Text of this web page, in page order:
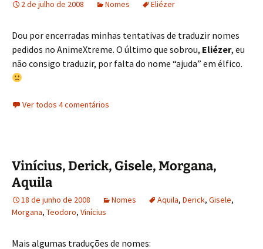
2 de julho de 2008 Nomes Eliézer
Dou por encerradas minhas tentativas de traduzir nomes
pedidos no AnimeXtreme. O último que sobrou, Eliézer, eu
não consigo traduzir, por falta do nome “ajuda” em élfico.
Ver todos 4 comentários
Vinícius, Derick, Gisele, Morgana,
Aquila
18 de junho de 2008 Nomes Aquila, Derick, Gisele,
Morgana, Teodoro, Vinícius
Mais algumas traduções de nomes: